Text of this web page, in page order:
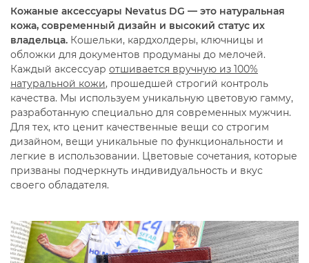
Кожаные аксессуары Nevatus DG — это натуральная
кожа, современный дизайн и высокий статус их
владельца. Кошельки, кардхолдеры, ключницы и
обложки для документов продуманы до мелочей.
Каждый аксессуар отшивается вручную из 100%
натуральной кожи, прошедшей строгий контроль
качества. Мы используем уникальную цветовую гамму,
разработанную специально для современных мужчин.
Для тех, кто ценит качественные вещи со строгим
дизайном, вещи уникальные по функциональности и
легкие в использовании. Цветовые сочетания, которые
призваны подчеркнуть индивидуальность и вкус
своего обладателя.